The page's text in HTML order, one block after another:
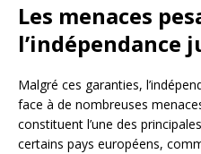
Les menaces
l’indépendance
Malgré ces garanties,
face à de nombreuses
constituent l’une des
certains pays européens,